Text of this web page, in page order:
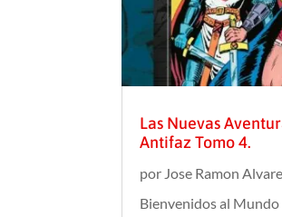
Las Nuevas
Antifaz Tomo 4.
por Jose Ramon
Bienvenidos al Mundo